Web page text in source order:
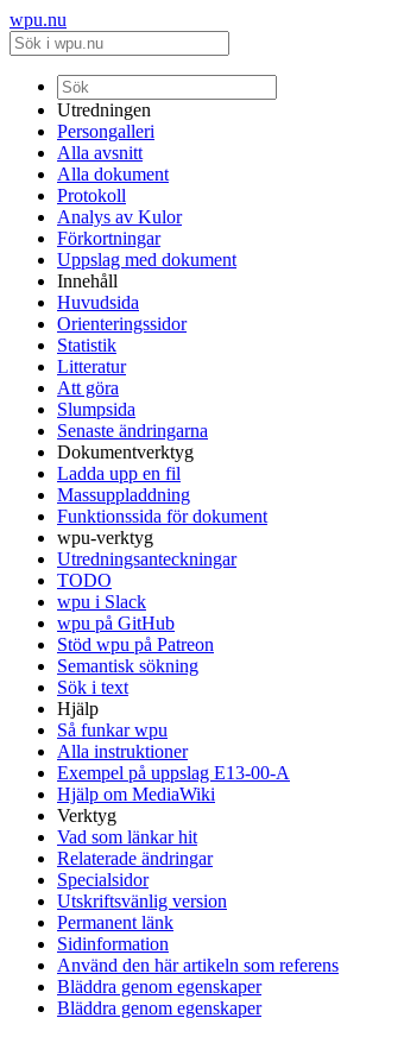
wpu.nu
Utredningen
Persongalleri
Alla avsnitt
Alla dokument
Protokoll
Analys av Kulor
Förkortningar
Uppslag med dokument
Innehåll
Huvudsida
Orienteringssidor
Statistik
Litteratur
Att göra
Slumpsida
Senaste ändringarna
Dokumentverktyg
Ladda upp en fil
Massuppladdning
Funktionssida för dokument
wpu-verktyg
Utredningsanteckningar
TODO
wpu i Slack
wpu på GitHub
Stöd wpu på Patreon
Semantisk sökning
Sök i text
Hjälp
Så funkar wpu
Alla instruktioner
Exempel på uppslag E13-00-A
Hjälp om MediaWiki
Verktyg
Vad som länkar hit
Relaterade ändringar
Specialsidor
Utskriftsvänlig version
Permanent länk
Sidinformation
Använd den här artikeln som referens
Bläddra genom egenskaper
Bläddra genom egenskaper